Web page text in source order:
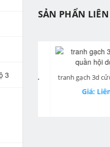
SẢN PHẨN
Giá: Liên hệ
prev
3